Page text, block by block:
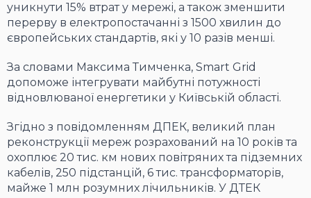
уникнути 15% втрат у мережі, а також зменшити
перерву в електропостачанні з 1500 хвилин до
європейських стандартів, які у 10 разів менші.
За словами Максима Тимченка, Smart Grid
допоможе інтегрувати майбутні потужності
відновлюваної енергетики у Київській області.
Згідно з повідомленням ДПЕК, великий план
реконструкції мереж розрахований на 10 років та
охоплює 20 тис. км нових повітряних та підземних
кабелів, 250 підстанцій, 6 тис. трансформаторів,
майже 1 млн розумних лічильників. У ДТЕК